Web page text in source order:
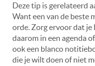
Deze tip is gerelateerd
Want een van de beste
orde. Zorg ervoor dat je
daarom in een agenda
ook een blanco
die je wilt doen of niet